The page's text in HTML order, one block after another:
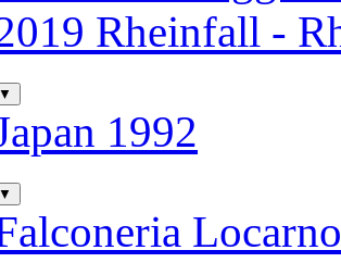
Rheinfall -
▼
1992
▼
Locarno